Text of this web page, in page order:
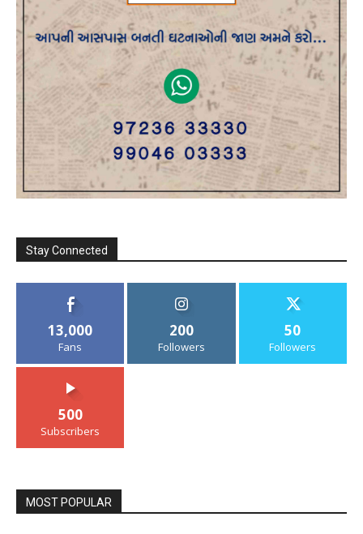
Stay Connected
13,000
Fans
200
Followers
50
Followers
500
Subscribers
MOST POPULAR